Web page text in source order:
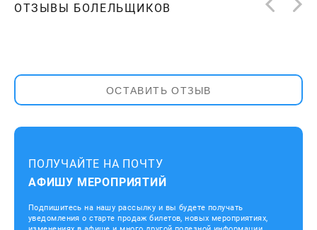
ОТЗЫВЫ БОЛЕЛЬЩИКОВ
ОСТАВИТЬ ОТЗЫВ
ПОЛУЧАЙТЕ НА ПОЧТУ
АФИШУ МЕРОПРИЯТИЙ
Подпишитесь на нашу рассылку и вы будете получать
уведомления о старте продаж билетов, новых мероприятиях,